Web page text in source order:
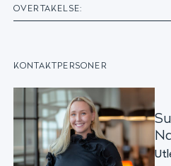
OVERTAKELSE:
KONTAKTPERSONER